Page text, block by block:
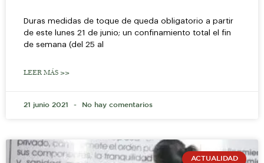
Duras medidas de toque de queda obligatorio a partir
de este lunes 21 de junio; un confinamiento total el fin
de semana (del 25 al
LEER MÁS >>
21 junio 2021 No hay comentarios
ACTUALIDAD